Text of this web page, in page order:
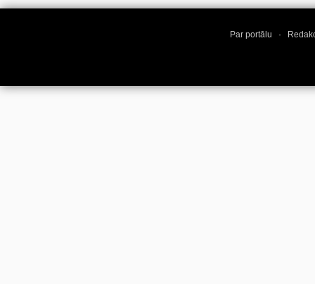
Par portālu ·